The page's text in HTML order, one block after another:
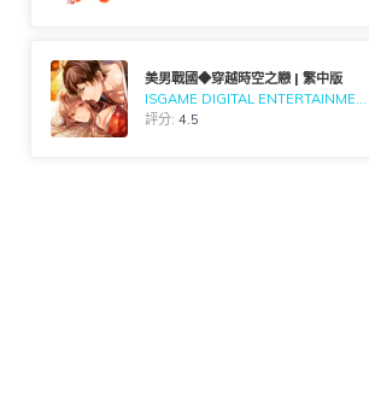
美男戰國◆穿越時空之戀 | 繁中版
ISGAME DIGITAL ENTERTAINMENT CO., LTD.
評分:4.5